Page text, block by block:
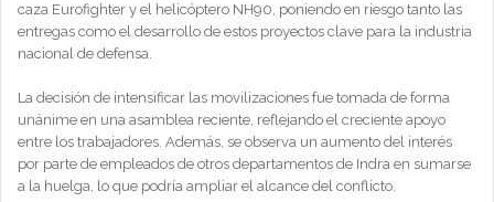
caza Eurofighter y el helicóptero NH90, poniendo en riesgo tanto las
entregas como el desarrollo de estos proyectos clave para la industria
nacional de defensa.
La decisión de intensificar las movilizaciones fue tomada de forma
unánime en una asamblea reciente, reflejando el creciente apoyo
entre los trabajadores. Además, se observa un aumento del interés
por parte de empleados de otros departamentos de Indra en sumarse
a la huelga, lo que podría ampliar el alcance del conflicto.